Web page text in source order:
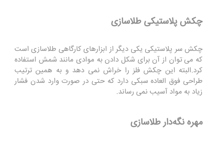
چکش پلاستیکی طلاسازی
چکش سر پلاستیکی یکی دیگر از ابزارهای کارگاهی طلاسازی است
که می توان از آن برای شکل دادن به موادی مانند شمش استفاده
کرد.البته این چکش فلز را خراش نمی دهد و به همین ترتیب
طراحی فوق العاده سبکی دارد که حتی در صورت وارد شدن فشار
زیاد به مواد آسیب نمی رساند.
مهره نگه‌دار طلاسازی